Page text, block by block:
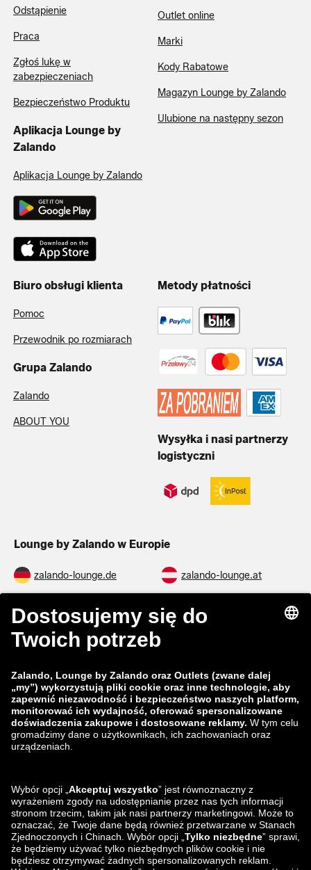
Odstąpienie
Praca
Zgłoś lukę w
zabezpieczeniach
Bezpieczeństwo Produktu
Aplikacja Lounge by
Zalando
Aplikacja Lounge by Zalando
Outlet online
Marki
Kody Rabatowe
Magazyn Lounge by Zalando
Ulubione na następny sezon
Biuro obsługi klienta
Pomoc
Przewodnik po rozmiarach
Grupa Zalando
Zalando
ABOUT YOU
Metody płatności
Wysyłka i nasi partnerzy
logistyczni
Lounge by Zalando w Europie
zalando-lounge.de zalando-lounge.at
zalando-lounge.ch zalando-prive.it
zalando-prive.fr
zalando-lounge.fi zalando-lounge.dk
zalando-lounge.co.uk zalando-lounge.pl
zalando-lounge.lt zalando-lounge.sk
zalando-lounge.ro zalando-lounge.hr
zalando-lounge.si zalando-lounge.hu